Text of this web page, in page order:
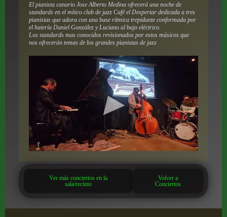
El pianista canario Jose Alberto Medina ofrecerá una noche de
standards en el mítico club de jazz Café el Despertar dedicada a tres
pianistas que adora con una base rítmica trepidante conformada por
el batería Daniel González y Luciano al bajo eléctrico.
Los standards mas conocidos revisionados por estos músicos que
nos ofrecerán temas de los grandes pianistas de jazz
Ver más conciertos en la
sala/recinto
Volver a
Conciertos